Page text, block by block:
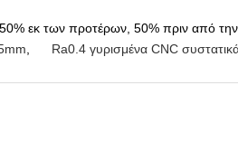
εκ των προτέρων, 50% πριν από
Ra0.4 γυρισμένα CNC